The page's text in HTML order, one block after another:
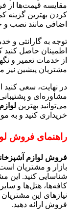
مقایسه قیمت‌ها از
کردن بهترین گزینه
اضافی مانند نصب و
توجه به گارانتی و
اطمینان حاصل
از خدمات تعمیر و
مشتریان پیشین نیز
در نهایت، سعی کنید
مشاوره‌ای و
می‌توانید بهترین
خریداری کنید و به
راهنمای فروش
فروش لوازم
بازار و مشتریان
شناسایی کنید. این
کافه‌ها، هتل‌ها و
نیازهای این
فروش ارائه دهید.